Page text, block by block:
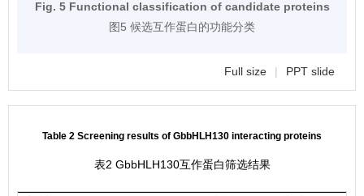
Fig. 5 Functional classification of candidate proteins
图5 候选互作蛋白的功能分类
Full size | PPT slide
Table 2 Screening results of GbbHLH130 interacting proteins
表2 GbbHLH130互作蛋白筛选结果